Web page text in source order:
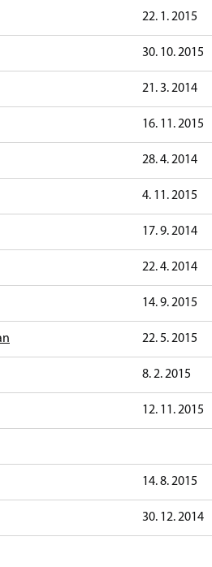
22. 1. 2015
30. 10. 2015
21. 3. 2014
16. 11. 2015
28. 4. 2014
4. 11. 2015
17. 9. 2014
22. 4. 2014
14. 9. 2015
22. 5. 2015
8. 2. 2015
12. 11. 2015
14. 8. 2015
30. 12. 2014